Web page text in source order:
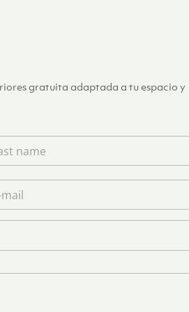
gratuita adaptada a tu espacio y